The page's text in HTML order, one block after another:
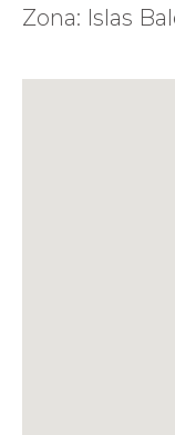
Zona: Islas